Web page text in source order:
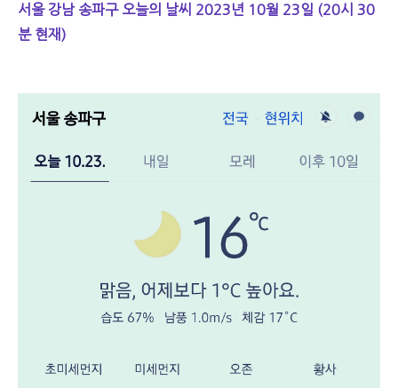
서울 강남 송파구 오늘의 날씨 2023년 10월 23일 (20시 30
분 현재)